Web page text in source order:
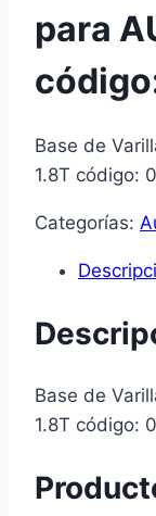
para
Base de
1.8T código:
Categorías:
Base de
1.8T código: